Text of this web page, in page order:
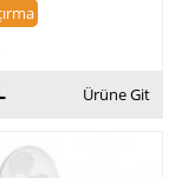
Ürüne Git